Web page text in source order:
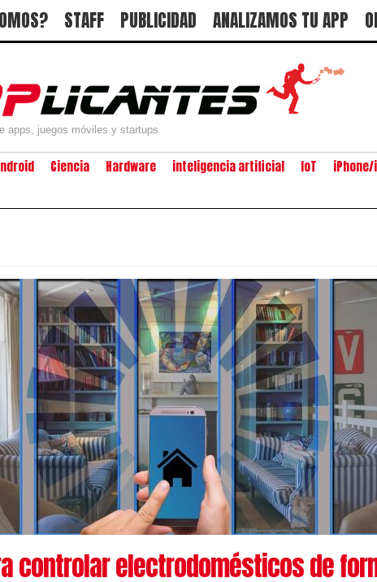
STAFF PUBLICIDAD ANALIZAMOS TU APP
apps, juegos móviles y startups
Ciencia Hardware inteligencia artificial IoT iPhone/
controlar electrodomésticos de